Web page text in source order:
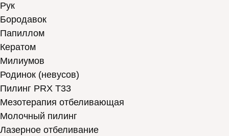
Рук
Бородавок
Папиллом
Кератом
Милиумов
Родинок (невусов)
Пилинг PRX T33
Мезотерапия отбеливающая
Молочный пилинг
Лазерное отбеливание